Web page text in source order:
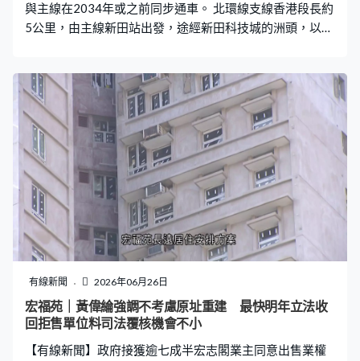
與主線在2034年或之前同步通車。 北環線支線香港段長約
5公里，由主線新田站出發，途經新田科技城的洲頭，以及
2034年或之前同步通車。港鐵表示，正全力推進支線的規
劃及設計，配合政府完成工程展開前的法定程序，以及環
評等工作。
有線新聞 2026年06月26日
宏福苑｜黃偉綸強調不考慮原址重建 最快明年立法收
回拒售單位料司法覆核機會不小
【有線新聞】政府接獲逾七成半宏志閣業主同意出售業權